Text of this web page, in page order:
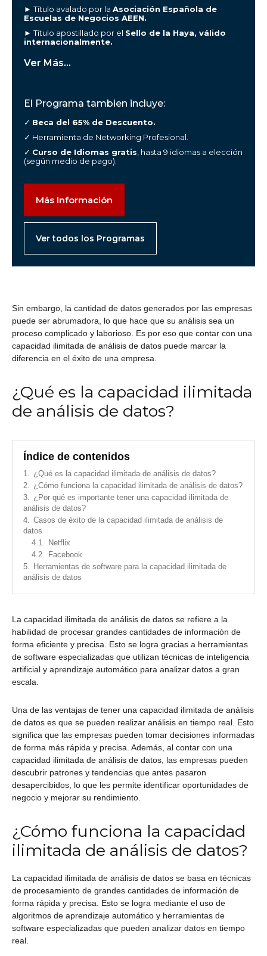
► Título avalado por la Asociación Española de
Escuelas de Negocios AEEN.
► Título apostillado por el Sello de la Haya, válido
internacionalmente.
Ver Más...
El Programa tambien incluye:
✓ Beca del 65% de Descuento.
✓ Herramienta de Networking Profesional.
✓ Curso de Idiomas gratis , hasta 9 idiomas a elección
(según medio de pago).
Más Información
Ver todos los Programas
Sin embargo, la cantidad de datos generados por las empresas
puede ser abrumadora, lo que hace que su análisis sea un
proceso complicado y laborioso. Es por eso que contar con una
capacidad ilimitada de análisis de datos puede marcar la
diferencia en el éxito de una empresa.
¿Qué es la capacidad ilimitada
de análisis de datos?
Índice de contenidos
1. ¿Qué es la capacidad ilimitada de análisis de datos?
2. ¿Cómo funciona la capacidad ilimitada de análisis de datos?
3. ¿Por qué es importante tener una capacidad ilimitada de
análisis de datos?
4. Casos de éxito de la capacidad ilimitada de análisis de
datos
4.1.
Netflix
4.2.
Facebook
5.
Herramientas de software para la capacidad ilimitada de
análisis de datos
La capacidad ilimitada de análisis de datos se refiere a la
habilidad de procesar grandes cantidades de información de
forma eficiente y precisa. Esto se logra gracias a herramientas
de software especializadas que utilizan técnicas de inteligencia
artificial y aprendizaje automático para analizar datos a gran
escala.
Una de las ventajas de tener una capacidad ilimitada de análisis
de datos es que se pueden realizar análisis en tiempo real. Esto
significa que las empresas pueden tomar decisiones informadas
de forma más rápida y precisa. Además, al contar con una
capacidad ilimitada de análisis de datos, las empresas pueden
descubrir patrones y tendencias que antes pasaron
desapercibidos, lo que les permite identificar oportunidades de
negocio y mejorar su rendimiento.
¿Cómo funciona la capacidad
ilimitada de análisis de datos?
La capacidad ilimitada de análisis de datos se basa en técnicas
de procesamiento de grandes cantidades de información de
forma rápida y precisa. Esto se logra mediante el uso de
algoritmos de aprendizaje automático y herramientas de
software especializadas que pueden analizar datos en tiempo
real.